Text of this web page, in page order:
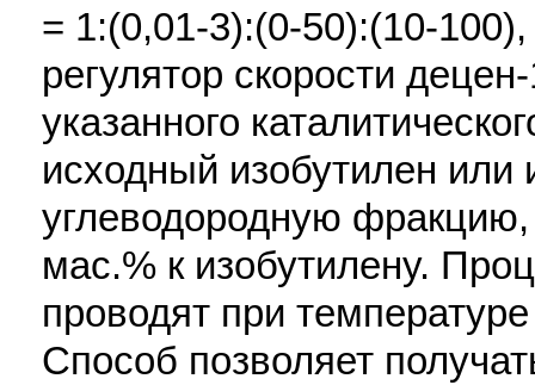
= 1:(0,01-3):(0-50):(10-
регулятор скорости
указанного
исходный изобутилен
углеводородную фракцию,
мас.% к изобутилену.
проводят при
Способ позволяет